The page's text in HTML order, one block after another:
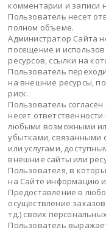
комментарии и записи
Пользователь несет
полном объеме.
Администратор Сайта
посещение и
ресурсов, ссылки на
Пользователь
на внешние ресурсы,
риск.
Пользователь
несет
любыми возможными
убытками, связанными
или услугами,
внешние сайты или
Пользователя, в
на Сайте информацию
Предоставление в
осуществление
тд.) своих
Пользователь